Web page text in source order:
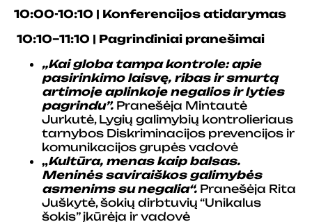
10:00-10:10 | Konferencijos atidarymas
10:10–11:10 | Pagrindiniai pranešimai
„Kai globa tampa kontrole: apie
pasirinkimo laisvę, ribas ir smurtą
artimoje aplinkoje negalios ir lyties
pagrindu”. Pranešėja Mintautė
Jurkutė, Lygių galimybių kontrolieriaus
tarnybos Diskriminacijos prevencijos ir
komunikacijos grupės vadovė
„Kultūra, menas kaip balsas.
Meninės saviraiškos galimybės
asmenims su negalia“. Pranešėja Rita
Juškytė, šokių dirbtuvių “Unikalus
šokis” įkūrėja ir vadovė